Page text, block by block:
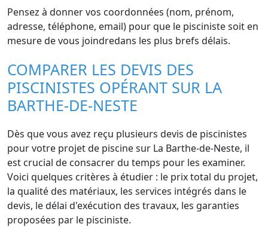
Pensez à donner vos coordonnées (nom, prénom,
adresse, téléphone, email) pour que le pisciniste soit en
mesure de vous joindredans les plus brefs délais.
COMPARER LES DEVIS DES
PISCINISTES OPÉRANT SUR LA
BARTHE-DE-NESTE
Dès que vous avez reçu plusieurs devis de piscinistes
pour votre projet de piscine sur La Barthe-de-Neste, il
est crucial de consacrer du temps pour les examiner.
Voici quelques critères à étudier : le prix total du projet,
la qualité des matériaux, les services intégrés dans le
devis, le délai d'exécution des travaux, les garanties
proposées par le pisciniste.